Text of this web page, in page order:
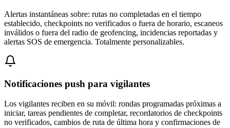
Alertas instantáneas sobre: rutas no completadas en el tiempo
establecido, checkpoints no verificados o fuera de horario, escaneos
inválidos o fuera del radio de geofencing, incidencias reportadas y
alertas SOS de emergencia. Totalmente personalizables.
Notificaciones push para vigilantes
Los vigilantes reciben en su móvil: rondas programadas próximas a
iniciar, tareas pendientes de completar, recordatorios de checkpoints
no verificados, cambios de ruta de última hora y confirmaciones de